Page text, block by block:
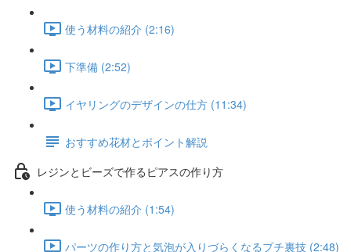
使う材料の紹介 (2:16)
下準備 (2:52)
イヤリングのデザインの仕方 (11:34)
おすすめ花材とポイント解説
レジンとビーズで作るピアスの作り方
使う材料の紹介 (1:54)
パーツの作り方と気泡が入りづらくなるプチ裏技 (2:48)